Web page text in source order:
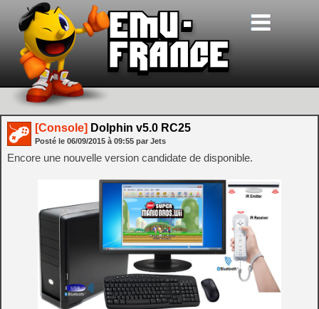
[Console] Dolphin v5.0 RC25
Posté le 06/09/2015 à 09:55 par Jets
Encore une nouvelle version candidate de disponible.